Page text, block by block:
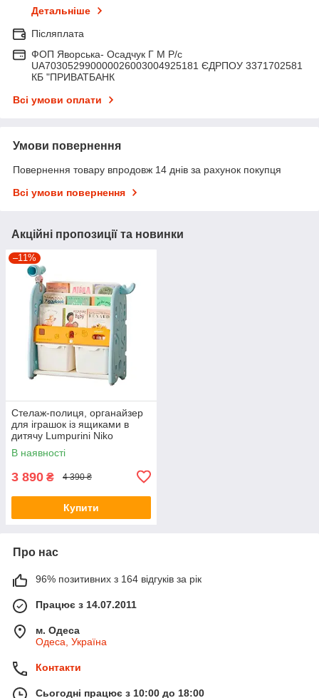
Детальніше
Післяплата
ФОП Яворська- Осадчук Г М Р/c
UA703052990000026003004925181 ЄДРПОУ 3371702581
КБ "ПРИВАТБАНК
Всі умови оплати
Умови повернення
Повернення товару впродовж 14 днів за рахунок покупця
Всі умови повернення
Акційні пропозиції та новинки
–11%
Стелаж-полиця, органайзер
для іграшок із ящиками в
дитячу Lumpurini Niko
Montessori М, стелаж, Doctor
101
В наявності
3 890 ₴ 4 390 ₴
Купити
Про нас
96% позитивних з 164 відгуків за рік
Працює з 14.07.2011
м. Одеса
Одеса, Україна
Контакти
Сьогодні працює з 10:00 до 18:00